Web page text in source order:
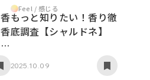
Feel / 感じる
もっと知りたい！香り徹
底調査【シャルドネ】
2025.10.09